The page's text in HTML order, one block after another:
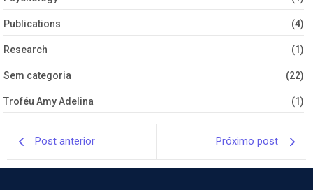
Publications (4)
Research (1)
Sem categoria (22)
Troféu Amy Adelina (1)
Post anterior Próximo post